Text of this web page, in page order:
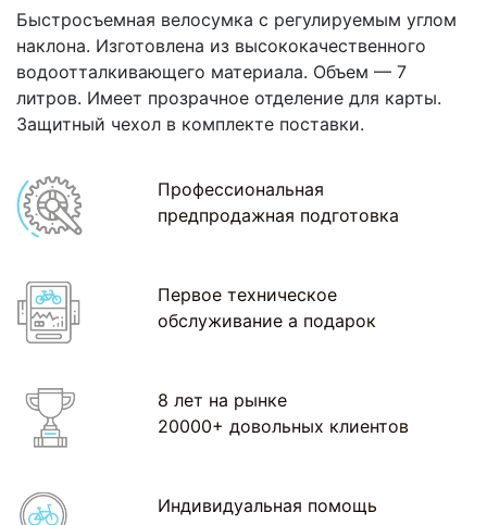
Быстросъемная велосумка с регулируемым углом
наклона. Изготовлена из высококачественного
водоотталкивающего материала. Объем — 7
литров. Имеет прозрачное отделение для карты.
Защитный чехол в комплекте поставки.
Профессиональная
предпродажная подготовка
Первое техническое
обслуживание а подарок
8 лет на рынке
20000+ довольных клиентов
Индивидуальная помощь